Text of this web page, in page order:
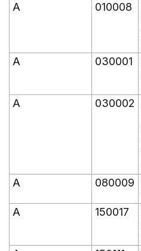
А 010008
А 030001
А 030002
А 080009
А 150017